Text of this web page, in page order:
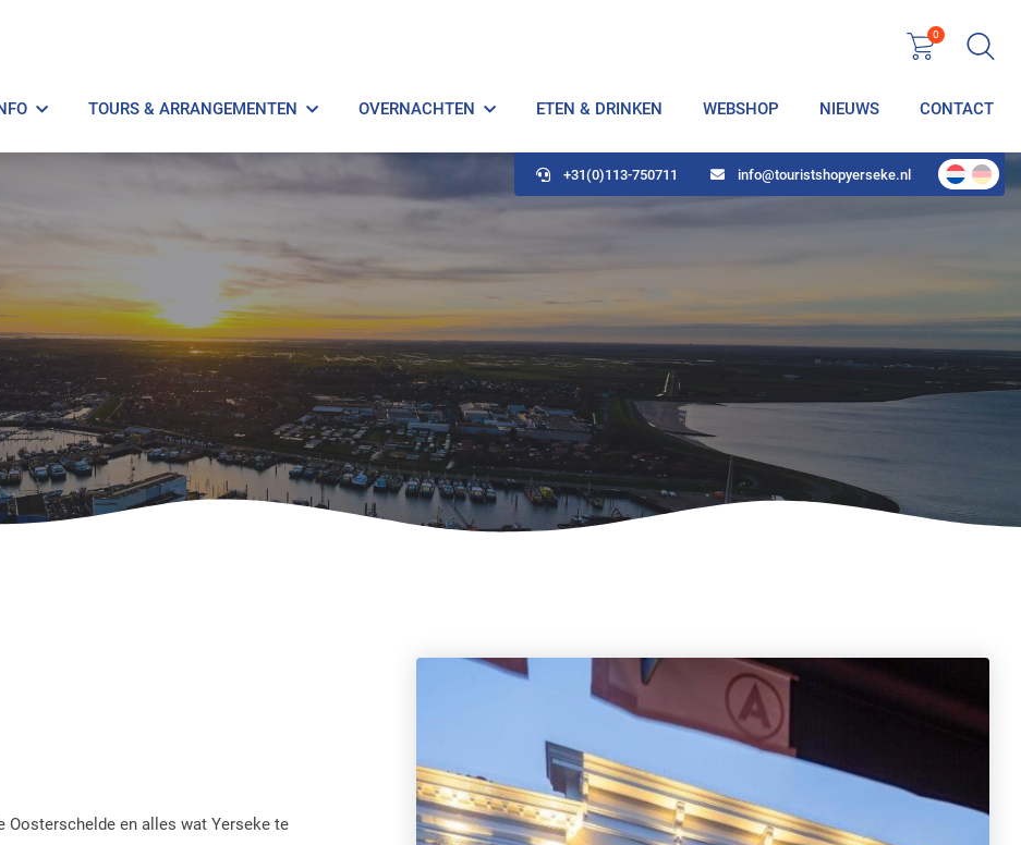
TOURS & ARRANGEMENTEN OVERNACHTEN ETEN & DRINKEN WEBSHOP NIEUWS CONTACT
0
+31(0)113-750711 info@touristshopyerseke.nl
Oosterschelde en alles wat Yerseke te